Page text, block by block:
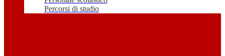
Percorsi di studio